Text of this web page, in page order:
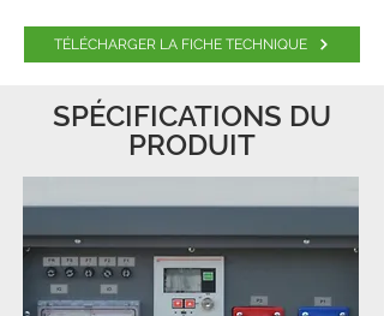
TÉLÉCHARGER LA FICHE TECHNIQUE
SPÉCIFICATIONS DU
PRODUIT